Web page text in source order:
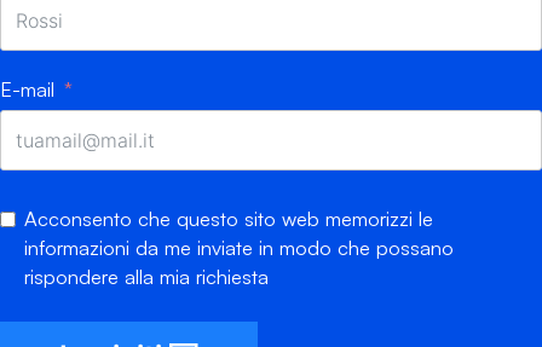
E-mail
Acconsento che questo sito web memorizzi le
informazioni da me inviate in modo che possano
rispondere alla mia richiesta